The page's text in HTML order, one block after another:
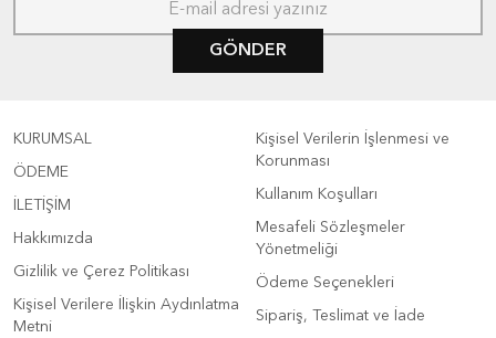
GÖNDER
KURUMSAL
ÖDEME
İLETİŞİM
Hakkımızda
Gizlilik ve Çerez Politikası
Kişisel Verilere İlişkin Aydınlatma
Metni
Kişisel Verilerin İşlenmesi ve
Korunması
Kullanım Koşulları
Mesafeli Sözleşmeler
Yönetmeliği
Ödeme Seçenekleri
Sipariş, Teslimat ve İade